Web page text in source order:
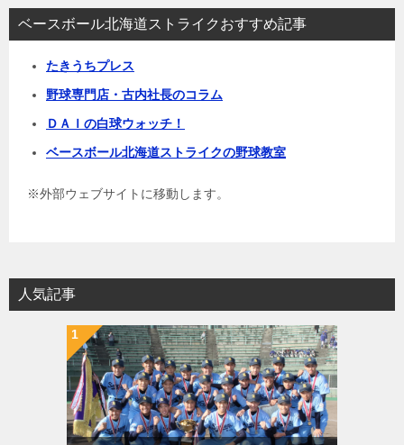
ベースボール北海道ストライクおすすめ記事
たきうちプレス
野球専門店・古内社長のコラム
ＤＡＩの白球ウォッチ！
ベースボール北海道ストライクの野球教室
※外部ウェブサイトに移動します。
人気記事